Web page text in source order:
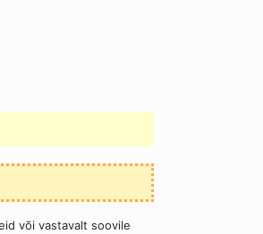
või vastavalt soovile